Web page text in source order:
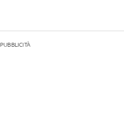
PUBBLICITÀ